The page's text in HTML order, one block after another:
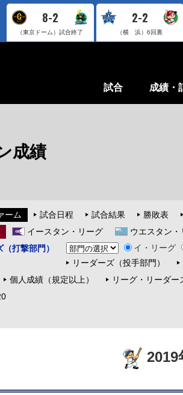
8-2
（東京ドーム）試合終了
2-2
（横 浜）6回裏
試合 成績・
成績
ーム 試合日程 試合結果
勝敗表
イースタン・リーグ
ウエスタン・
（打撃部門）
イ・リーグ
リーダーズ（投手部門）
個人成績（規定以上）
リーグ・リーダー